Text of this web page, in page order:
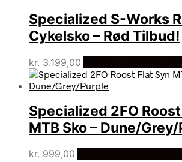
Specialized S-Works
Cykelsko – Rød Tilbud!
kr. 3.199,00
Specialized 2FO
MTB Sko – Dune/
kr. 999,00